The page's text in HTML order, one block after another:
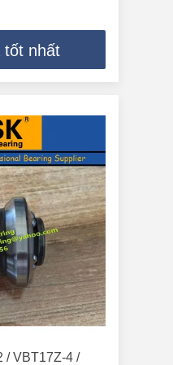
tốt nhất
/ VBT17Z-4 /